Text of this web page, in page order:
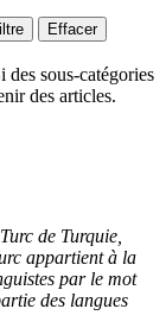
Effacer
des sous-catégories
des articles.
de Turquie,
appartient à la
par le mot
des langues